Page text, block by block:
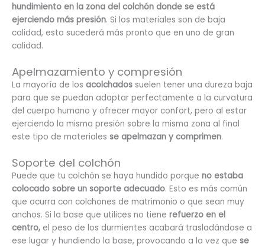
hundimiento en la zona del colchón donde se está
ejerciendo más presión. Si los materiales son de baja
calidad, esto sucederá más pronto que en uno de gran
calidad.
Apelmazamiento y compresión
La mayoría de los acolchados suelen tener una dureza baja
para que se puedan adaptar perfectamente a la curvatura
del cuerpo humano y ofrecer mayor confort, pero al estar
ejerciendo la misma presión sobre la misma zona al final
este tipo de materiales se apelmazan y comprimen.
Soporte del colchón
Puede que tu colchón se haya hundido porque no estaba
colocado sobre un soporte adecuado. Esto es más común
que ocurra con colchones de matrimonio o que sean muy
anchos. Si la base que utilices no tiene refuerzo en el
centro, el peso de los durmientes acabará trasladándose a
ese lugar y hundiendo la base, provocando a la vez que se